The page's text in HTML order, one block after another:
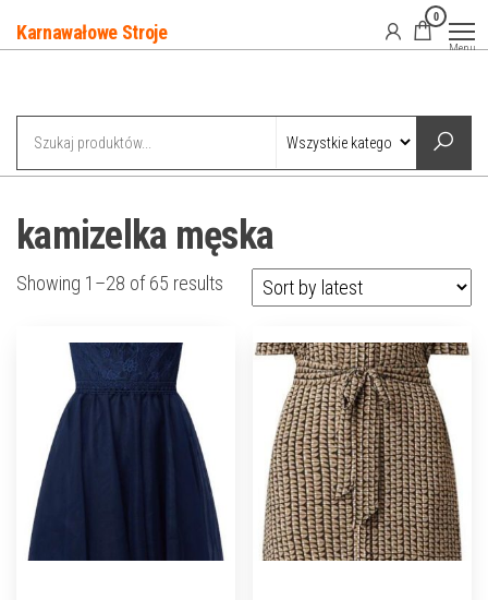
do
Karnawałowe Stroje
0
Menu
kamizelka męska
Showing 1–28 of 65 results